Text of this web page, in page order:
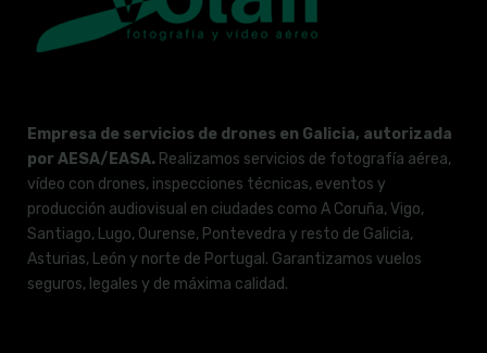
Empresa de servicios de drones en Galicia, autorizada
por AESA/EASA. Realizamos servicios de fotografía aérea,
vídeo con drones, inspecciones técnicas, eventos y
producción audiovisual en ciudades como A Coruña, Vigo,
Santiago, Lugo, Ourense, Pontevedra y resto de Galicia,
Asturias, León y norte de Portugal. Garantizamos vuelos
seguros, legales y de máxima calidad.